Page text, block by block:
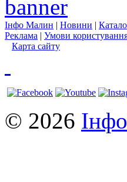
Інфо Малин | Новини |
Реклама | Умови
Карта сайту
© 2026